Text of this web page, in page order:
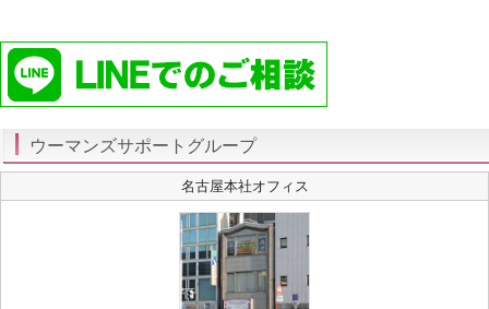
ウーマンズサポートグループ
名古屋本社オフィス